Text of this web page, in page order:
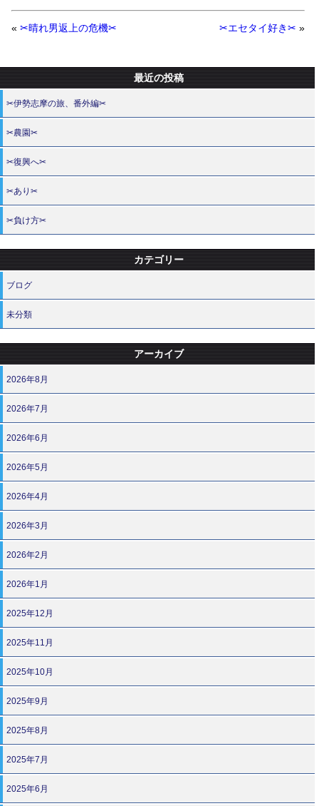
« ✂晴れ男返上の危機✂ ✂エセタイ好き✂ »
最近の投稿
✂伊勢志摩の旅、番外編✂
✂農園✂
✂復興へ✂
✂あり✂
✂負け方✂
カテゴリー
ブログ
未分類
アーカイブ
2026年8月
2026年7月
2026年6月
2026年5月
2026年4月
2026年3月
2026年2月
2026年1月
2025年12月
2025年11月
2025年10月
2025年9月
2025年8月
2025年7月
2025年6月